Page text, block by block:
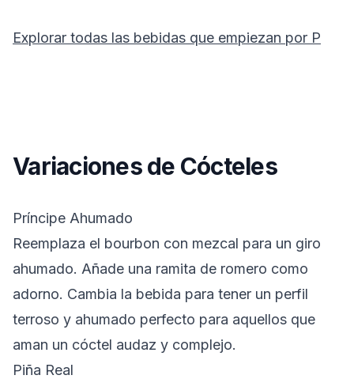
Explorar todas las bebidas que empiezan por P
Variaciones de Cócteles
Príncipe Ahumado
Reemplaza el bourbon con mezcal para un giro
ahumado. Añade una ramita de romero como
adorno. Cambia la bebida para tener un perfil
terroso y ahumado perfecto para aquellos que
aman un cóctel audaz y complejo.
Piña Real